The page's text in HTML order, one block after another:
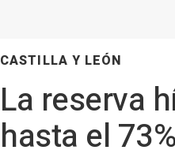
CASTILLA Y LEÓN
La reserva
hasta el